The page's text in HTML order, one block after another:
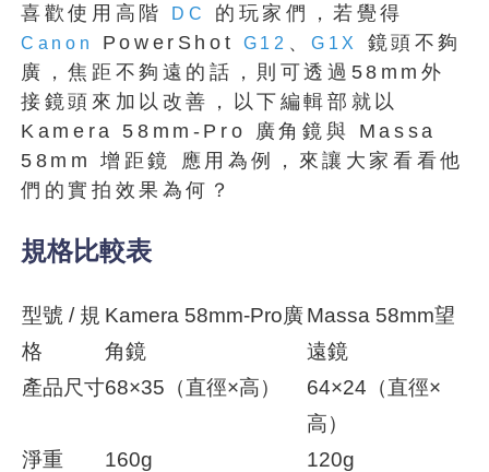
喜歡使用高階 DC 的玩家們，若覺得
Canon PowerShot G12 、G1X
鏡頭不夠
廣，焦距不夠遠的話，則可透過58mm外
接鏡頭來加以改善，以下編輯部就以
Kamera 58mm-Pro 廣角鏡與 Massa
58mm 增距鏡 應用為例，來讓大家看看他
們的實拍效果為何？
規格比較表
型號 / 規
格
Kamera 58mm-Pro廣
角鏡
Massa 58mm望
遠鏡
產品尺寸68×35（直徑×高）
64×24（直徑×
高）
淨重
160g
120g